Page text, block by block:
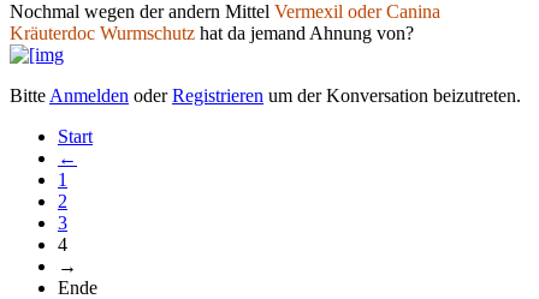
Nochmal wegen der andern Mittel Vermexil oder Canina
Kräuterdoc Wurmschutz hat da jemand Ahnung von?
Bitte Anmelden oderRegistrieren um der Konversation beizutreten.
Start
←
1
2
3
4
→
Ende